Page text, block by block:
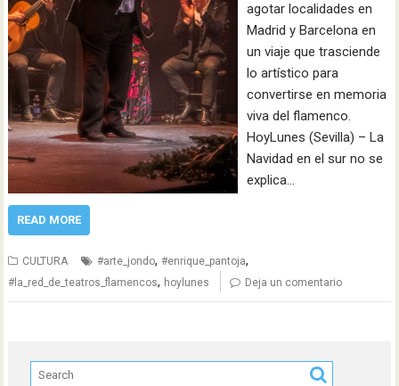
agotar localidades en
Madrid y Barcelona en
un viaje que trasciende
lo artístico para
convertirse en memoria
viva del flamenco.
HoyLunes (Sevilla) – La
Navidad en el sur no se
explica…
READ MORE
CULTURA #arte_jondo,#enrique_pantoja,
#la_red_de_teatros_flamencos, hoylunes Deja un comentario